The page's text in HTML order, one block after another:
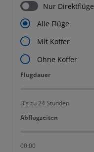
Nur Direktflüge
Alle Flüge
Mit Koffer
Ohne Koffer
Flugdauer
Flugdauer
Bis zu 24 Stunden
Abflugzeiten
Abflugzeiten
00:00